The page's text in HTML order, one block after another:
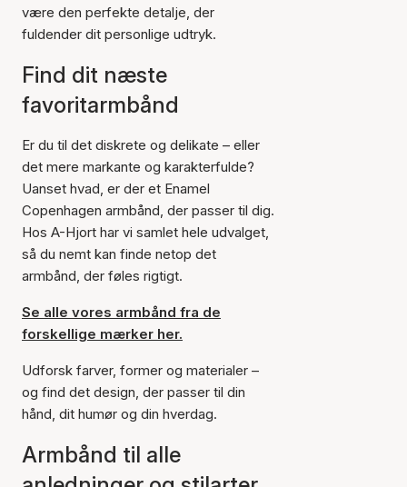
være den perfekte detalje, der
fuldender dit personlige udtryk.
Find dit næste
favoritarmbånd
Er du til det diskrete og delikate – eller
det mere markante og karakterfulde?
Uanset hvad, er der et Enamel
Copenhagen armbånd, der passer til dig.
Hos A-Hjort har vi samlet hele udvalget,
så du nemt kan finde netop det
armbånd, der føles rigtigt.
Se alle vores armbånd fra de
forskellige mærker her.
Udforsk farver, former og materialer –
og find det design, der passer til din
hånd, dit humør og din hverdag.
Armbånd til alle